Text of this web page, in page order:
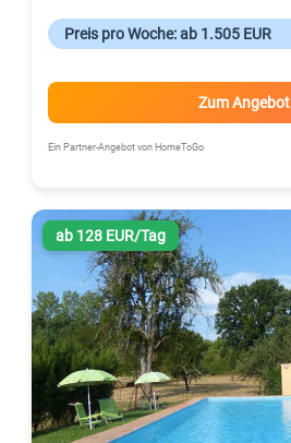
Preis pro Woche: ab 1.505 EUR
Zum Angebot
Ein Partner-Angebot von HomeToGo
ab 128 EUR/Tag